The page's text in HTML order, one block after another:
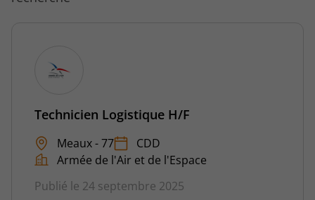
Technicien Logistique H/F
Meaux - 77
CDD
Armée de l'Air et de l'Espace
Publié le 24 septembre 2025